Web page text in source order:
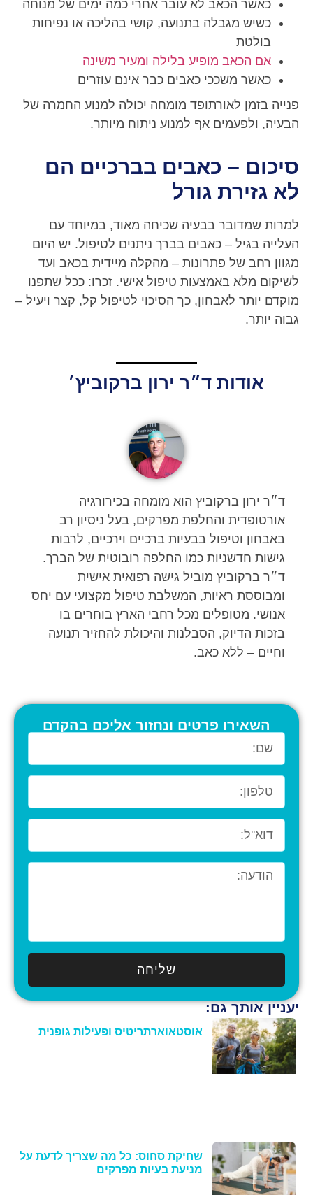
כאשר הכאב לא עובר אחרי כמה ימים של מנוחה
כשיש מגבלה בתנועה, קושי בהליכה או נפיחות
בולטת
אם הכאב מופיע בלילה ומעיר משינה
כאשר משככי כאבים כבר אינם עוזרים
פנייה בזמן לאורתופד מומחה יכולה למנוע החמרה של
הבעיה, ולפעמים אף למנוע ניתוח מיותר.
סיכום – כאבים בברכיים הם
לא גזירת גורל
למרות שמדובר בבעיה שכיחה מאוד, במיוחד עם
העלייה בגיל – כאבים בברך ניתנים לטיפול. יש היום
מגוון רחב של פתרונות – מהקלה מיידית בכאב ועד
לשיקום מלא באמצעות טיפול אישי. זכרו: ככל שתפנו
מוקדם יותר לאבחון, כך הסיכוי לטיפול קל, קצר ויעיל –
גבוה יותר.
אודות ד״ר ירון ברקוביץ׳
ד״ר ירון ברקוביץ הוא מומחה בכירורגיה
אורטופדית והחלפת מפרקים, בעל ניסיון רב
באבחון וטיפול בבעיות ברכיים וירכיים, לרבות
גישות חדשניות כמו החלפה רובוטית של הברך.
ד״ר ברקוביץ מוביל גישה רפואית אישית
ומבוססת ראיות, המשלבת טיפול מקצועי עם יחס
אנושי. מטופלים מכל רחבי הארץ בוחרים בו
בזכות הדיוק, הסבלנות והיכולת להחזיר תנועה
וחיים – ללא כאב.
השאירו פרטים ונחזור אליכם בהקדם
שליחה
יעניין אותך גם:
אוסטאוארתריטיס ופעילות גופנית
שחיקת סחוס: כל מה שצריך לדעת על
מניעת בעיות מפרקים